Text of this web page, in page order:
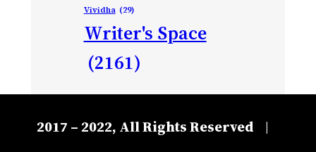
Vividha (29)
Writer's Space
(2161)
2017 – 2022, All Rights Reserved |